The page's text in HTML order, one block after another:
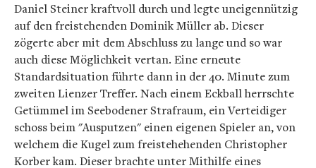
Daniel Steiner kraftvoll durch und legte uneigennützig
auf den freistehenden Dominik Müller ab. Dieser
zögerte aber mit dem Abschluss zu lange und so war
auch diese Möglichkeit vertan. Eine erneute
Standardsituation führte dann in der 40. Minute zum
zweiten Lienzer Treffer. Nach einem Eckball herrschte
Getümmel im Seebodener Strafraum, ein Verteidiger
schoss beim "Ausputzen" einen eigenen Spieler an, von
welchem die Kugel zum freistehehenden Christopher
Korber kam. Dieser brachte unter Mithilfe eines